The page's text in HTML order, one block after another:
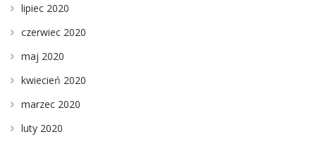
lipiec 2020
czerwiec 2020
maj 2020
kwiecień 2020
marzec 2020
luty 2020